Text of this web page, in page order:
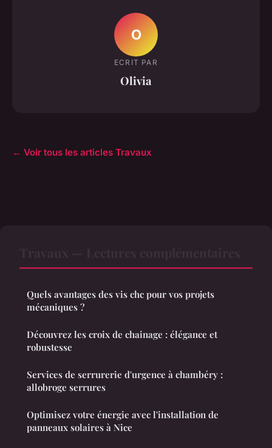
O
ECRIT PAR
Olivia
← Voir tous les articles Travaux
Quels avantages des vis chc pour vos projets
mécaniques ?
Découvrez les croix de chainage : élégance et
robustesse
Services de serrurerie d'urgence à chambéry :
allobroge serrures
Optimisez votre énergie avec l'installation de
panneaux solaires à Nice